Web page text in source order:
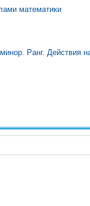
математики
Ранг. Действия